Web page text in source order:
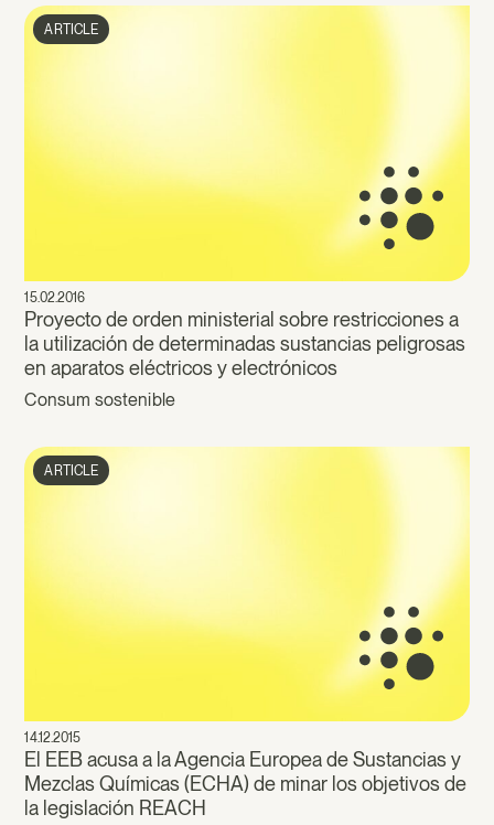
ARTICLE
15.02.2016
Proyecto de orden ministerial sobre restricciones a
la utilización de determinadas sustancias peligrosas
en aparatos eléctricos y electrónicos
Consum sostenible
ARTICLE
14.12.2015
El EEB acusa a la Agencia Europea de Sustancias y
Mezclas Químicas (ECHA) de minar los objetivos de
la legislación REACH